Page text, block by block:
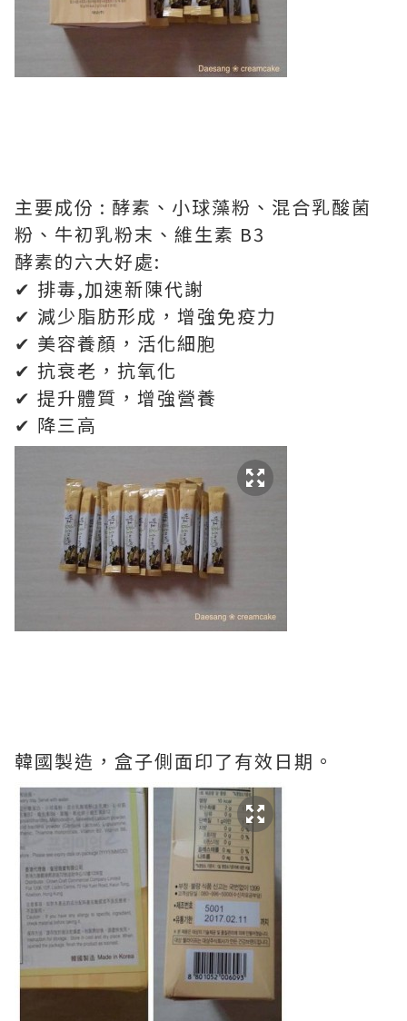
主要成份 : 酵素、小球藻粉、混合乳酸菌
粉、牛初乳粉末、維生素 B3
酵素的六大好處:
✔ 排毒,加速新陳代謝
✔ 減少脂肪形成，增強免疫力
✔ 美容養顏，活化細胞
✔ 抗衰老，抗氧化
✔ 提升體質，增強營養
✔ 降三高
韓國製造，盒子側面印了有效日期。